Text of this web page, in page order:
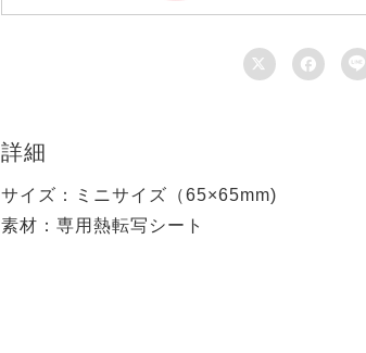
  
詳細
サイズ：ミニサイズ（65×65mm)
素材：専用熱転写シート